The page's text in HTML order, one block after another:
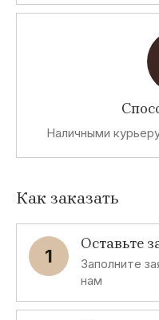
Наличными
Как заказать
1
Оставьте
Заполните
нам